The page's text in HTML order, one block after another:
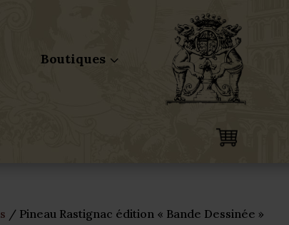
3
Boutiques
/ Pineau Rastignac édition « Bande Dessinée »